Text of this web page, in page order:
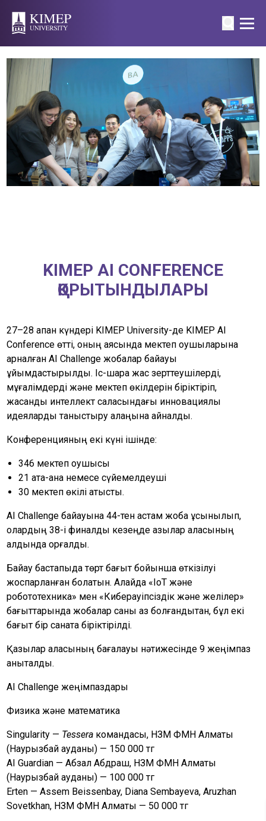
KIMEP AI CONFERENCE
ҚОРЫТЫНДЫЛАРЫ
27–28 ақпан күндері KIMEP University-де KIMEP AI
Conference өтті, оның аясында мектеп оқушыларына
арналған AI Challenge жобалар байқауы
ұйымдастырылды. Іс-шара жас зерттеушілерді,
мұғалімдерді және мектеп өкілдерін біріктіріп,
жасанды интеллект саласындағы инновациялық
идеяларды таныстыру алаңына айналды.
Конференцияның екі күні ішінде:
346 мектеп оқушысы
21 ата-ана немесе сүйемелдеуші
30 мектеп өкілі қатысты.
AI Challenge байқауына 44-тен астам жоба ұсынылып,
олардың 38-і финалдық кезеңде қазылар алқасының
алдында қорғалды.
Байқау бастапқыда төрт бағыт бойынша өткізілуі
жоспарланған болатын. Алайда «IoT және
робототехника» мен «Киберқауіпсіздік және желілер»
бағыттарында жобалар саны аз болғандықтан, бұл екі
бағыт бір санатқа біріктірілді.
Қазылар алқасының бағалауы нәтижесінде 9 жеңімпаз
анықталды.
AI Challenge жеңімпаздары
Физика және математика
Singularity — Tessera командасы, НЗМ ФМН Алматы
(Наурызбай ауданы) — 150 000 тг
AI Guardian — Абзал Абдраш, НЗМ ФМН Алматы
(Наурызбай ауданы) — 100 000 тг
Erten — Assem Beissenbay, Diana Sembayeva, Aruzhan
Sovetkhan, НЗМ ФМН Алматы — 50 000 тг